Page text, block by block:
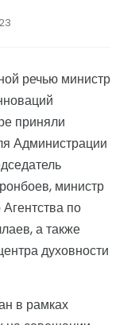
речью министр
приняли
Администрации
министр
по
а также
духовности
в рамках